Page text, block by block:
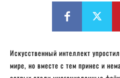
Искусственный интеллект
мире, но вместе с тем принес и